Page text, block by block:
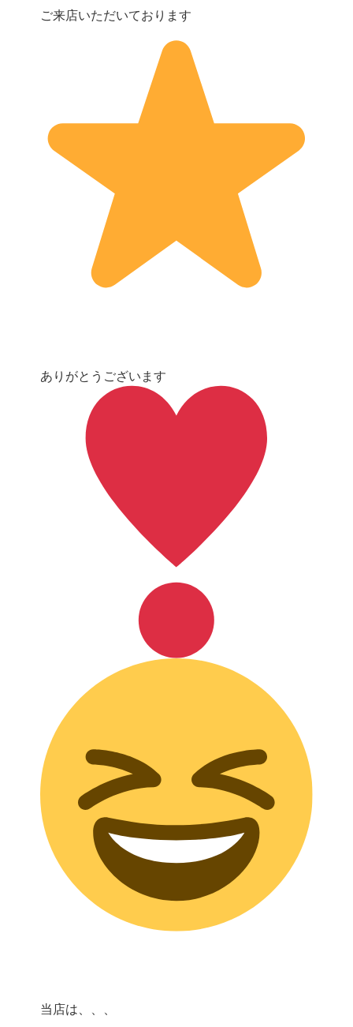
ご来店いただいております
ありがとうございます
当店は、、、